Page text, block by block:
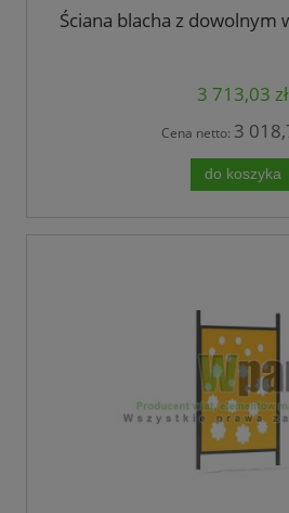
Ściana blacha z
3 713,03 zł
Cena netto: 3
do koszyka